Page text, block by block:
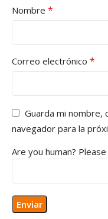
Nombre *
Correo electrónico *
Guarda mi
navegador para la
Are you human?